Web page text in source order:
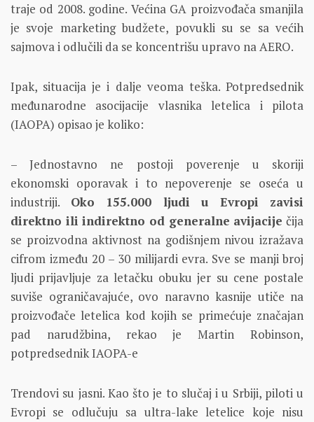
traje od 2008. godine. Većina GA proizvođača smanjila
je svoje marketing budžete, povukli su se sa većih
sajmova i odlučili da se koncentrišu upravo na AERO.
Ipak, situacija je i dalje veoma teška. Potpredsednik
međunarodne asocijacije vlasnika letelica i pilota
(IAOPA) opisao je koliko:
– Jednostavno ne postoji poverenje u skoriji
ekonomski oporavak i to nepoverenje se oseća u
industriji. Oko 155.000 ljudi u Evropi zavisi
direktno ili indirektno od generalne avijacije čija
se proizvodna aktivnost na godišnjem nivou izražava
cifrom između 20 – 30 milijardi evra. Sve se manji broj
ljudi prijavljuje za letačku obuku jer su cene postale
suviše ograničavajuće, ovo naravno kasnije utiče na
proizvođače letelica kod kojih se primećuje značajan
pad narudžbina, rekao je Martin Robinson,
potpredsednik IAOPA-e
Trendovi su jasni. Kao što je to slučaj i u Srbiji, piloti u
Evropi se odlučuju sa ultra-lake letelice koje nisu